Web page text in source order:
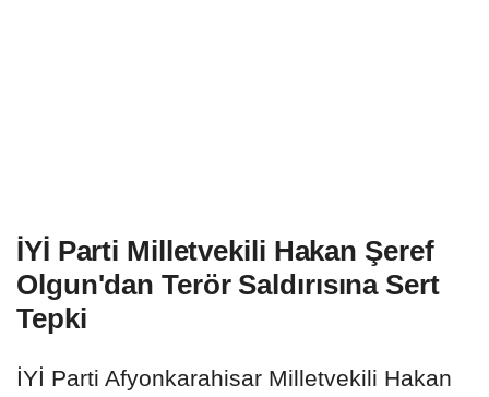
İYİ Parti Milletvekili Hakan Şeref
Olgun'dan Terör Saldırısına Sert
Tepki
İYİ Parti Afyonkarahisar Milletvekili Hakan